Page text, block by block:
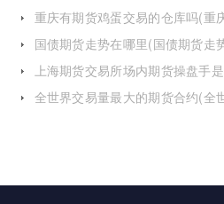
重庆有期货鸡蛋交易的仓库吗(重
国债期货走势在哪里(国债期货走
上海期货交易所场内期货操盘手
全世界交易量最大的期货合约(全